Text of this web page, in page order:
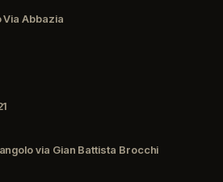
Via Abbazia
via Gian Battista Brocchi